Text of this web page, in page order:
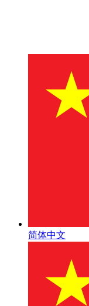
简体中文